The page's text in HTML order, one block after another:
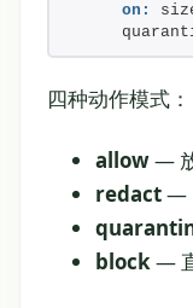
on:
四种动作模式：
allow—
redact—
block—